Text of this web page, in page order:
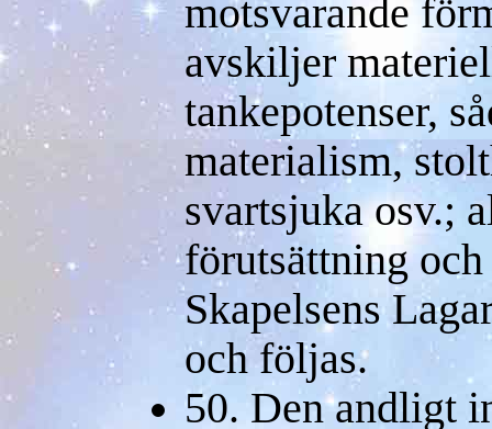
motsvarande
avskiljer
tankepotenser,
materialism,
svartsjuka osv.;
förutsättning
Skapelsens
och följas.
50. Den andligt